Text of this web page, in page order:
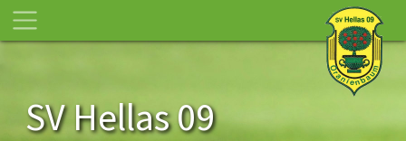
SV Hellas 09